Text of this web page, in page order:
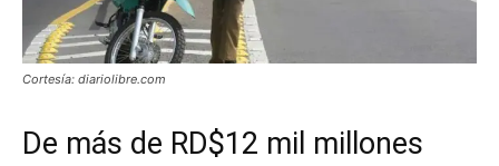
Cortesía: diariolibre.com
De más de RD$12 mil millones